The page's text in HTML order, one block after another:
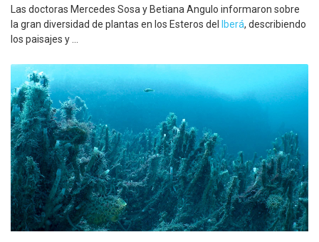
Las doctoras Mercedes Sosa y Betiana Angulo informaron sobre
la gran diversidad de plantas en los Esteros del Iberá, describiendo
los paisajes y ...